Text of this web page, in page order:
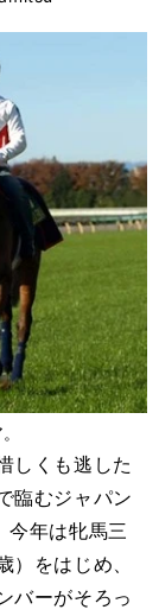
しくも逃した
臨むジャパン
今年は牝馬三
をはじめ、
バーがそろっ